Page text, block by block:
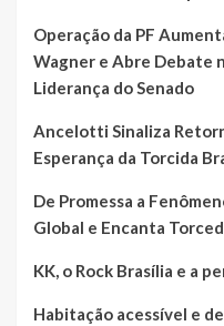
Operação da PF
Wagner e Abre Debate
Liderança do Senado
Ancelotti Sinaliza
Esperança da Torcida
De Promessa a
Global e Encanta
KK, o Rock Brasília e a
Habitação acessível e